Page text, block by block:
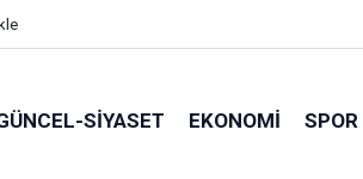
SIYASET EKONOMI SPOR